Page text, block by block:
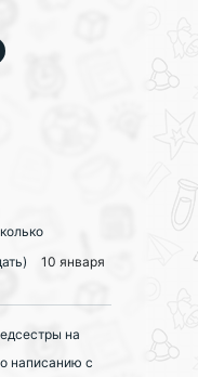
10 января
на
написанию с